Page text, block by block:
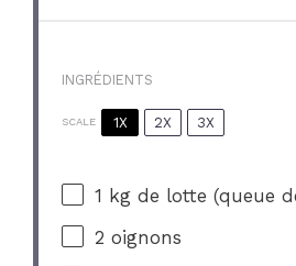
INGRÉDIENTS
SCALE 1X 2X 3X
1 kg de lotte (queue
2 oignons